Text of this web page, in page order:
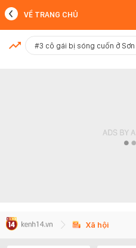
MỚI NHẤT
VỀ TRANG CHỦ
#3 cô gái bị sóng cuốn ở Sơn
Xã hội